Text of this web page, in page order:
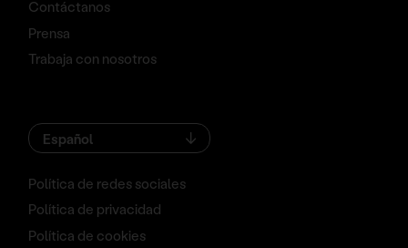
Contáctanos
Prensa
Trabaja con nosotros
Español
Política de redes sociales
Política de privacidad
Política de cookies